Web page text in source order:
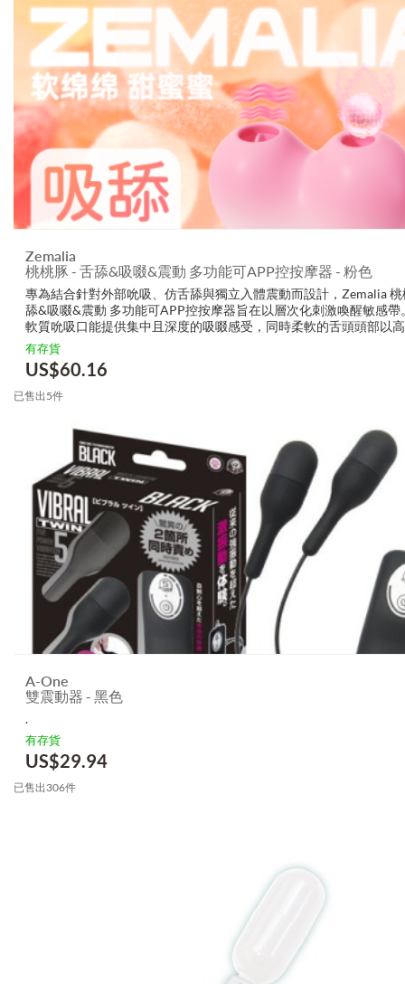
Zemalia
桃桃豚 - 舌舔&吸啜&震動 多功能可APP控按摩器 - 粉色
專為結合針對外部吮吸、仿舌舔與獨立入體震動而設計，Zemalia 桃
舔&吸啜&震動 多功能可APP控按摩器旨在以層次化刺激喚醒敏感帶
軟質吮吸口能提供集中且深度的吸啜感受，同時柔軟的舌頭頭部以
拍動模擬舌舔觸感；可獨立使用的尾部跳蛋則帶來深入的節奏式震
內部敏...
有存貨
US$60.16
已售出5件
A-One
雙震動器 - 黑色
.
有存貨
US$29.94
已售出306件